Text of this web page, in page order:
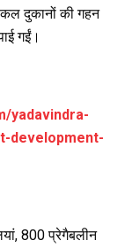
दुकानों की गहन
गईं।
yadavindra-
development-
800 प्रेगैबलीन